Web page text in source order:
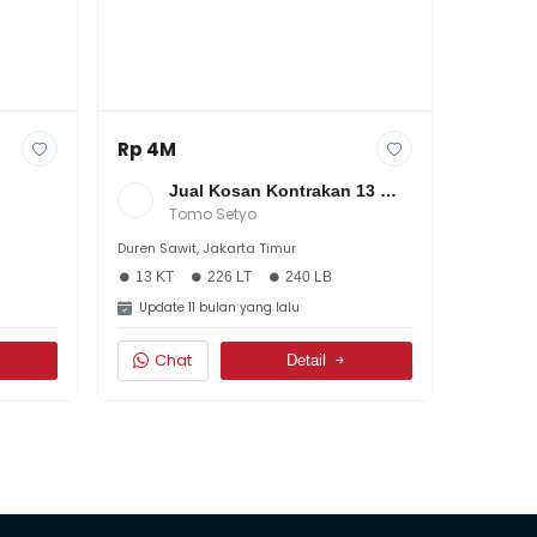
Rp 4M
Jual Kosan Kontrakan 13
Pintu Di Kalimalang Pondok
Tomo Setyo
Duren Sawit, Jakarta Timur
13 KT 226 LT 240 LB
Update 11 bulan yang lalu
Chat Detail